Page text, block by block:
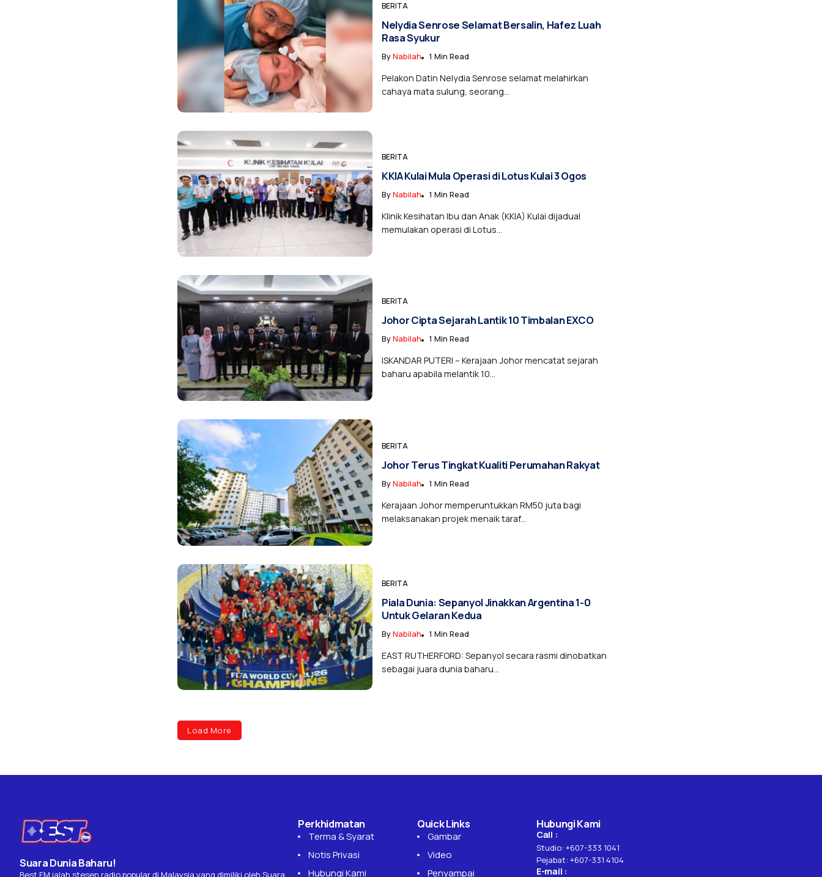
BERITA
Nelydia Senrose Selamat Bersalin, Hafez Luah
Rasa Syukur
ByNabilah 1 Min Read
Pelakon Datin Nelydia Senrose selamat melahirkan
cahaya mata sulung, seorang...
BERITA
KKIA Kulai Mula Operasi di Lotus Kulai 3 Ogos
ByNabilah 1 Min Read
Klinik Kesihatan Ibu dan Anak (KKIA) Kulai dijadual
memulakan operasi di Lotus...
BERITA
Johor Cipta Sejarah Lantik 10 Timbalan EXCO
ByNabilah 1 Min Read
ISKANDAR PUTERI – Kerajaan Johor mencatat sejarah
baharu apabila melantik 10...
BERITA
Johor Terus Tingkat Kualiti Perumahan Rakyat
ByNabilah 1 Min Read
Kerajaan Johor memperuntukkan RM50 juta bagi
melaksanakan projek menaik taraf...
BERITA
Piala Dunia: Sepanyol Jinakkan Argentina 1-0
Untuk Gelaran Kedua
ByNabilah 1 Min Read
EAST RUTHERFORD: Sepanyol secara rasmi dinobatkan
sebagai juara dunia baharu...
Load More
Suara Dunia Baharu!
Best FM ialah stesen radio popular di Malaysia yang dimiliki oleh Suara
Perkhidmatan
Terma & Syarat
Notis Privasi
Hubungi Kami
Quick Links
Gambar
Video
Penyampai
Hubungi Kami
Call :
Studio: +607-333 1041
Pejabat: +607-331 4104
E-mail :